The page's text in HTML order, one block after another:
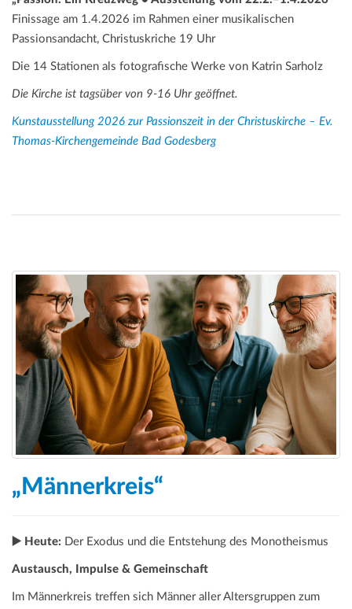
Finissage am 1.4.2026 im Rahmen einer musikalischen
Passionsandacht, Christuskriche 19 Uhr
Die 14 Stationen als fotografische Werke von Katrin Sarholz
Die Kirche ist tagsüber von 9-16 Uhr geöffnet.
Kunstausstellung 2026 zur Passionszeit in der Christuskirche – Ev.
Thomas-Kirchengemeinde Bad Godesberg
„Männerkreis“
▶️ Heute: Der Exodus und die Entstehung des Monotheismus
Austausch, Impulse & Gemeinschaft
Im Männerkreis treffen sich Männer aller Altersgruppen zum